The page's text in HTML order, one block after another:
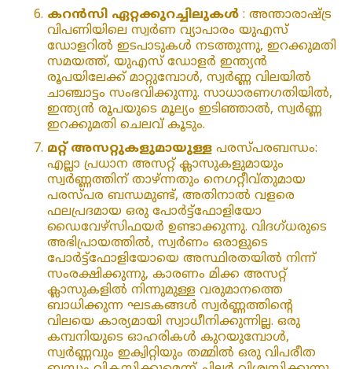
കറൻസി ഏറ്റക്കുറച്ചിലുകൾ : അന്താരാഷ്‌ട്ര
വിപണിയിലെ സ്വർണ വ്യാപാരം യുഎസ്
ഡോളറിൽ ഇടപാടുകൾ നടത്തുന്നു, ഇറക്കുമതി
സമയത്ത്, യുഎസ് ഡോളർ ഇന്ത്യൻ
രൂപയിലേക്ക് മാറ്റുമ്പോൾ, സ്വർണ്ണ വിലയിൽ
ചാഞ്ചാട്ടം സംഭവിക്കുന്നു. സാധാരണഗതിയിൽ,
ഇന്ത്യൻ രൂപയുടെ മൂല്യം ഇടിഞ്ഞാൽ, സ്വർണ്ണ
ഇറക്കുമതി ചെലവ് കൂടും.
മറ്റ് അസറ്റുകളുമായുള്ള പരസ്പരബന്ധം:
എല്ലാ പ്രധാന അസറ്റ് ക്ലാസുകളുമായും
സ്വർണ്ണത്തിന് താഴ്ന്നതും നെഗറ്റീവ്തുമായ
പരസ്പര ബന്ധമുണ്ട്, അതിനാൽ വളരെ
ഫലപ്രദമായ ഒരു പോർട്ട്ഫോളിയോ
ഡൈവേഴ്സിഫയർ ഉണ്ടാക്കുന്നു. വിദഗ്ധരുടെ
അഭിപ്രായത്തിൽ, സ്വർണം ഒരാളുടെ
പോർട്ട്‌ഫോളിയോയെ അസ്ഥിരതയിൽ നിന്ന്
സംരക്ഷിക്കുന്നു, കാരണം മിക്ക അസറ്റ്
ക്ലാസുകളിൽ നിന്നുമുള്ള വരുമാനത്തെ
ബാധിക്കുന്ന ഘടകങ്ങൾ സ്വർണ്ണത്തിന്റെ
വിലയെ കാര്യമായി സ്വാധീനിക്കുന്നില്ല. ഒരു
കമ്പനിയുടെ ഓഹരികൾ കുറയുമ്പോൾ,
സ്വർണ്ണവും ഇക്വിറ്റിയും തമ്മിൽ ഒരു വിപരീത